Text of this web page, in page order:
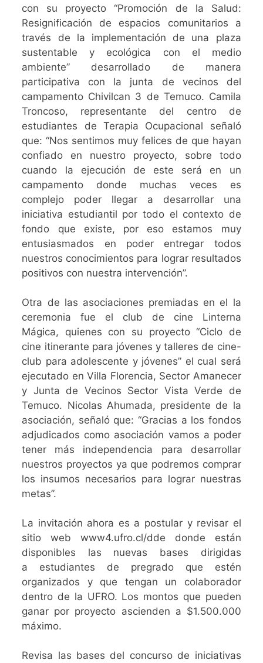
con su proyecto “Promoción de la Salud:
Resignificación de espacios comunitarios a
través de la implementación de una plaza
sustentable y ecológica con el medio
ambiente” desarrollado de manera
participativa con la junta de vecinos del
campamento Chivilcan 3 de Temuco. Camila
Troncoso, representante del centro de
estudiantes de Terapia Ocupacional señaló
que: “Nos sentimos muy felices de que hayan
confiado en nuestro proyecto, sobre todo
cuando la ejecución de este será en un
campamento donde muchas veces es
complejo poder llegar a desarrollar una
iniciativa estudiantil por todo el contexto de
fondo que existe, por eso estamos muy
entusiasmados en poder entregar todos
nuestros conocimientos para lograr resultados
positivos con nuestra intervención”.
Otra de las asociaciones premiadas en el la
ceremonia fue el club de cine Linterna
Mágica, quienes con su proyecto “Ciclo de
cine itinerante para jóvenes y talleres de cine-
club para adolescente y jóvenes” el cual será
ejecutado en Villa Florencia, Sector Amanecer
y Junta de Vecinos Sector Vista Verde de
Temuco. Nicolas Ahumada, presidente de la
asociación, señaló que: “Gracias a los fondos
adjudicados como asociación vamos a poder
tener más independencia para desarrollar
nuestros proyectos ya que podremos comprar
los insumos necesarios para lograr nuestras
metas”.
La invitación ahora es a postular y revisar el
sitio web www4.ufro.cl/dde donde están
disponibles las nuevas bases dirigidas
a estudiantes de pregrado que estén
organizados y que tengan un colaborador
dentro de la UFRO. Los montos que pueden
ganar por proyecto ascienden a $1.500.000
máximo.
Revisa las bases del concurso de iniciativas